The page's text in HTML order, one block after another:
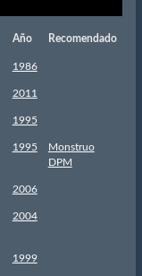
Año Recomendado
1986
2011
1995
1995
Monstruo
DPM
2006
2004
1999